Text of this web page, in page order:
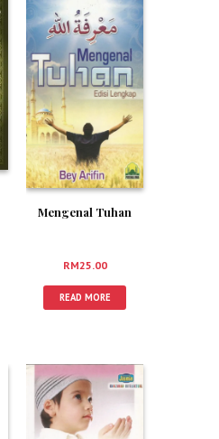
Mengenal Tuhan
RM25.00
READ MORE